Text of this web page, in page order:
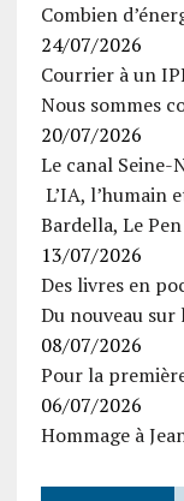
Combien
24/07/2026
Courrier à un
Nous sommes
20/07/2026
Le canal Seine-
L’IA, l’humain
Bardella, Le
13/07/2026
Des livres en
Du nouveau
08/07/2026
Pour la
06/07/2026
Hommage à